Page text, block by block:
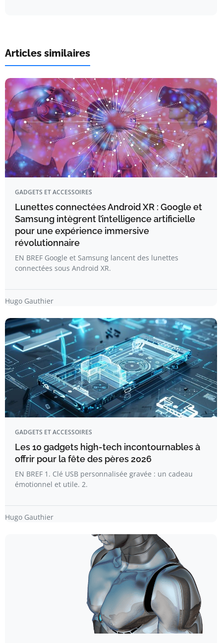
Articles similaires
GADGETS ET ACCESSOIRES
Lunettes connectées Android XR : Google et
Samsung intègrent l’intelligence artificielle
pour une expérience immersive
révolutionnaire
EN BREF Google et Samsung lancent des lunettes
connectées sous Android XR.
Hugo Gauthier
GADGETS ET ACCESSOIRES
Les 10 gadgets high-tech incontournables à
offrir pour la fête des pères 2026
EN BREF 1. Clé USB personnalisée gravée : un cadeau
émotionnel et utile. 2.
Hugo Gauthier